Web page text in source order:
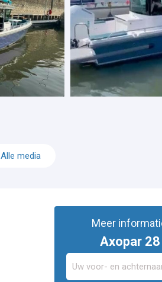
Alle media
Meer
Axopar 28